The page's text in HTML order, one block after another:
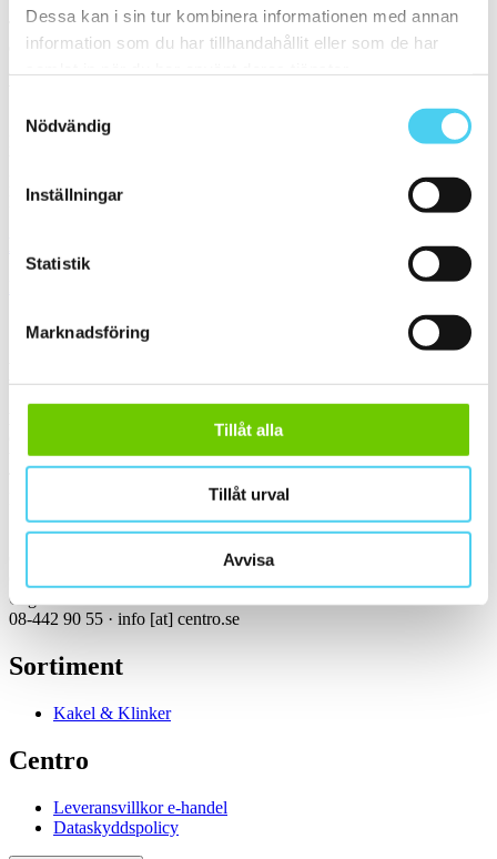
Dessa kan i sin tur kombinera informationen med annan
information som du har tillhandahållit eller som de har
Nödvändig
Inställningar
Statistik
Marknadsföring
Tillåt alla
Tillåt urval
Avvisa
Tyvärr gav sökningen inget resultat. Välj gärna en kategori nedan
eller gör om din sökning.
Handla kakel, och klinker online. I vår webbshop outlet hittar ni ett
Med över 30 år i branschen är vi experter på allt inom kakel och
klinker.
Vardagar 07:00-16:00
Orgnummer: 556061-8943
08-442 90 55 · info [at] centro.se
Sortiment
Kakel & Klinker
Centro
Leveransvillkor e-handel
Dataskyddspolicy